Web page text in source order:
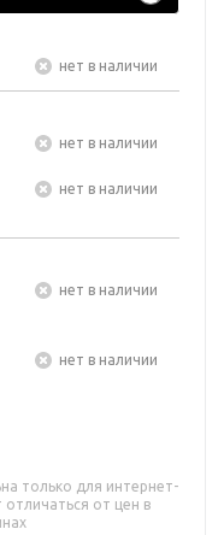
Нет в наличии
Нет в наличии
Нет в наличии
Нет в наличии
Нет в наличии
только для интернет-
от цен в